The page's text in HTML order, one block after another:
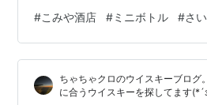
色々眺めていたいのもヤマヤマで
まり無いので早速目当てのミニボ
#こみや酒店 #ミニボトル #さ
ちゃちゃクロのウイスキーブログ
に合うウイスキーを探してます